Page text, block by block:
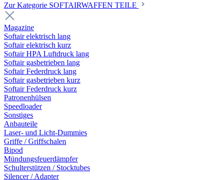
Zur Kategorie SOFTAIRWAFFEN TEILE
Magazine
Softair elektrisch lang
Softair elektrisch kurz
Softair HPA Luftdruck lang
Softair gasbetrieben lang
Softair Federdruck lang
Softair gasbetrieben kurz
Softair Federdruck kurz
Patronenhülsen
Speedloader
Sonstiges
Anbauteile
Laser- und Licht-Dummies
Griffe / Griffschalen
Bipod
Mündungsfeuerdämpfer
Schulterstützen / Stocktubes
Silencer / Adapter